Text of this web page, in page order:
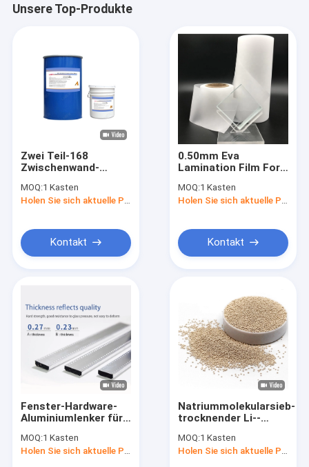
Unsere Top-Produkte
Zwei Teil-168
Zwischenwand-
Dichtungsmittel für
doppeltes Glas
MOQ:1 Kasten
Holen Sie sich aktuelle Preis
Kontakt
0.50mm Eva
Lamination Film For
Zwischenlagen
MOQ:1 Kasten
Holen Sie sich aktuelle Preis
Kontakt
Fenster-Hardware-
Aluminiumlenker für
MOQ:1 Kasten
Holen Sie sich aktuelle Preis
Natriummolekularsieb-
trocknender Li--
0.4-0.8mm der
Pferdestärken-13x
MOQ:1 Kasten
Holen Sie sich aktuelle Preis